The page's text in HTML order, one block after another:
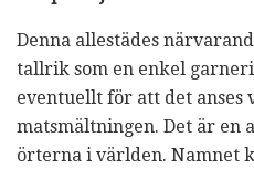
Denna allestädes
tallrik som en enkel
eventuellt för att det anses
matsmältningen. Det är en
örterna i världen. Namnet